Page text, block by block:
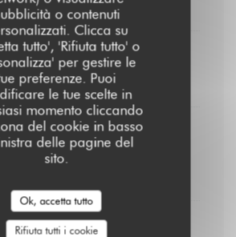
o contenuti
Clicca su
tutto', 'Rifiuta tutto' o
per gestire le
preferenze. Puoi
le tue scelte in
momento cliccando
del cookie in basso
delle pagine del
sito.
Ok, accetta tutto
Rifiuta tutti i cookie
8,00 EUR
Crème brûlée
9,00 EUR
Pain perdu
au beurre salé & chantilly
Cheesecake